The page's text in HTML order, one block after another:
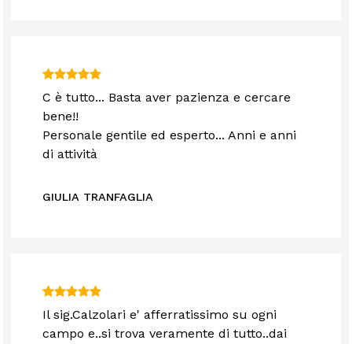
C è tutto... Basta aver pazienza e cercare
bene!!
Personale gentile ed esperto... Anni e anni
di attività
GIULIA TRANFAGLIA
Il sig.Calzolari e' afferratissimo su ogni
campo e..si trova veramente di tutto..dai